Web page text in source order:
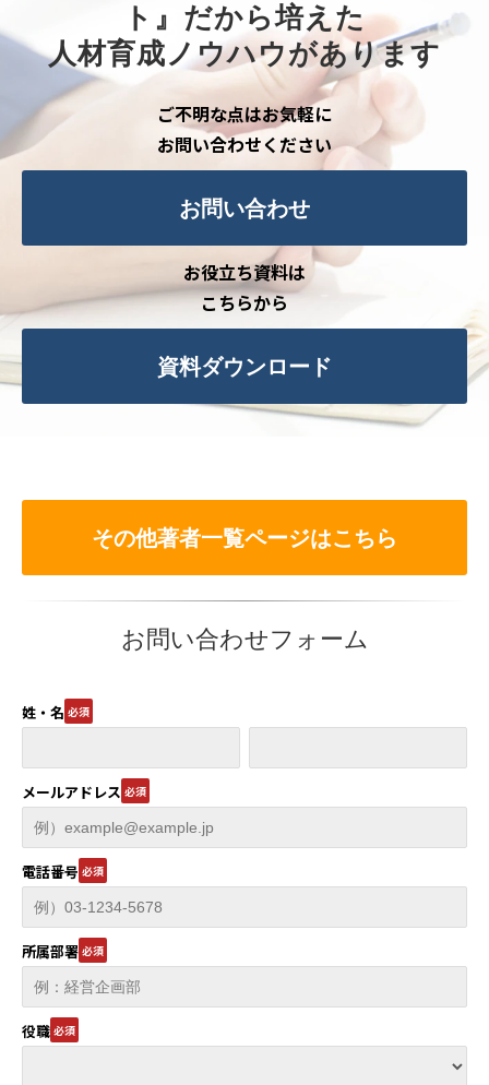
ト』だから培えた
人材育成ノウハウがあります
ご不明な点はお気軽に
お問い合わせください
お問い合わせ
お役立ち資料は
こちらから
資料ダウンロード
その他著者一覧ページはこちら
お問い合わせフォーム
姓・名
メールアドレス
電話番号
所属部署
役職